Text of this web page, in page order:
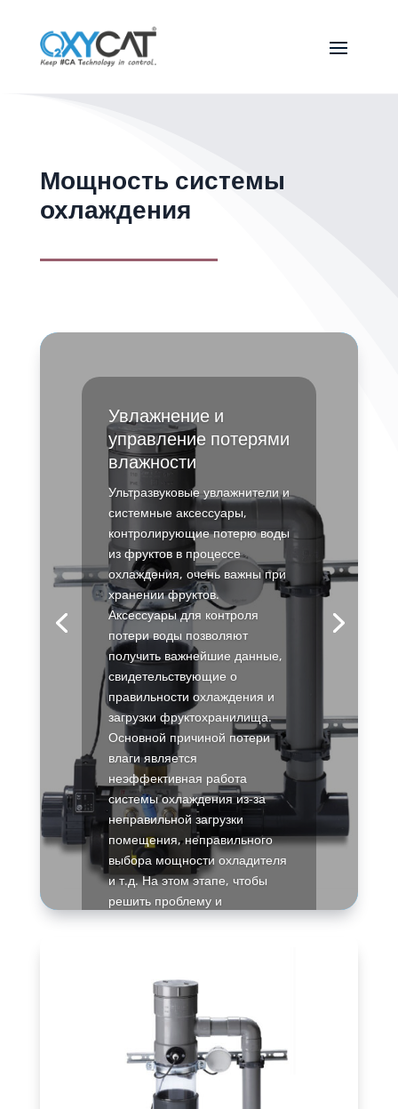
Мощность системы
охлаждения
Увлажнение и
управление потерями
влажности
Ультразвуковые увлажнители и
системные аксессуары,
контролирующие потерю воды
из фруктов в процессе
охлаждения, очень важны при
хранении фруктов.
Аксессуары для контроля
потери воды позволяют
получить важнейшие данные,
свидетельствующие о
правильности охлаждения и
загрузки фруктохранилища.
Основной причиной потери
влаги является
неэффективная работа
системы охлаждения из-за
неправильной загрузки
помещения, неправильного
выбора мощности охладителя
и т.д. На этом этапе, чтобы
решить проблему и
остановить потерю влаги,
Подробнее